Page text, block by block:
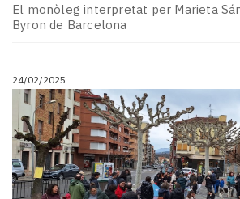
El monòleg interpretat per Marieta
Byron de Barcelona
24/02/2025